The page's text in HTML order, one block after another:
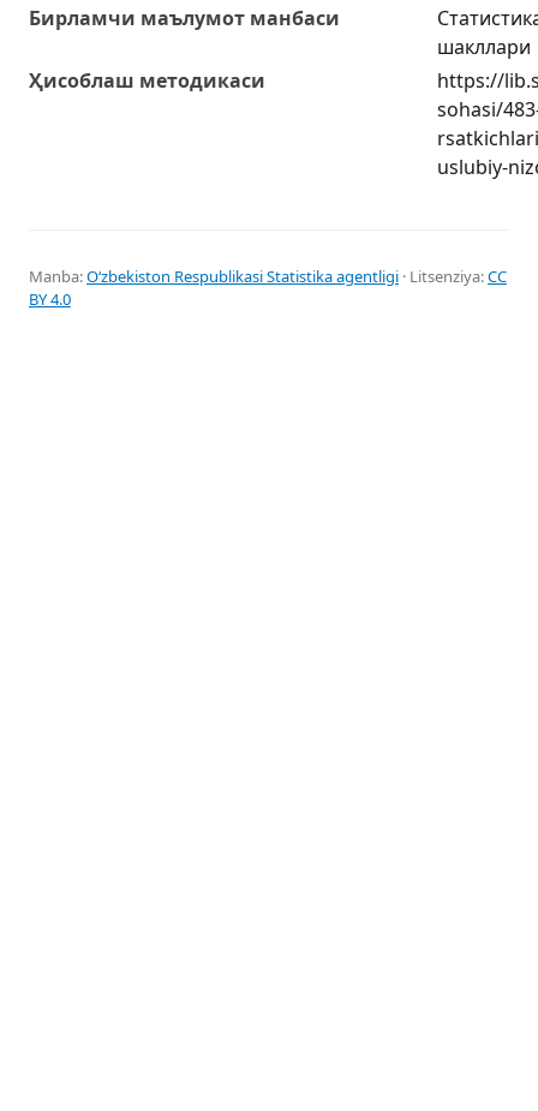
Бирламчи маълумот манбаси
шакллари
Ҳисоблаш методикаси
https://
sohasi/
uslubiy-
Manba:Oʻzbekiston Respublikasi Statistika agentligi · Litsenziya:CC
BY 4.0